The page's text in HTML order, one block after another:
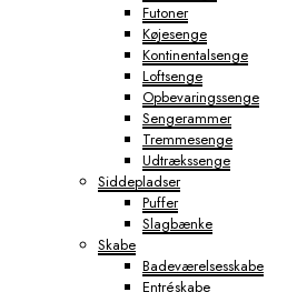
Futoner
Køjesenge
Kontinentalsenge
Loftsenge
Opbevaringssenge
Sengerammer
Tremmesenge
Udtrækssenge
Siddepladser
Puffer
Slagbænke
Skabe
Badeværelsesskabe
Entréskabe